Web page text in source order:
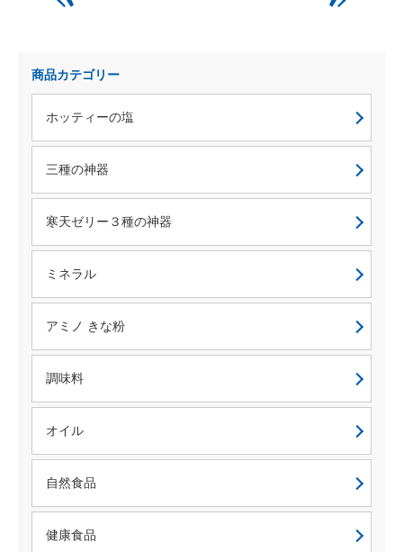
商品カテゴリー
ホッティーの塩
三種の神器
寒天ゼリー３種の神器
ミネラル
アミノ きな粉
調味料
オイル
自然食品
健康食品